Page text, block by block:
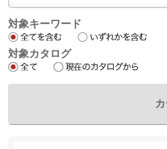
対象キーワード
対象カタログ